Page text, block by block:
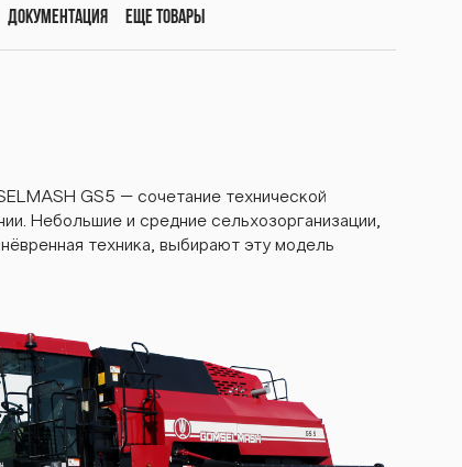
Документация Еще товары
GS5 – сочетание технической
Небольшие и средние сельхозорганизации,
техника, выбирают эту модель